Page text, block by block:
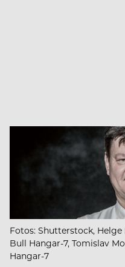
Fotos: Shutterstock,
Bull Hangar-7, Tomislav
Hangar-7